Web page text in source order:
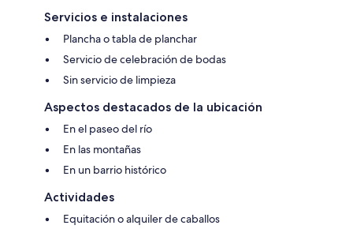
Servicios e instalaciones
Plancha o tabla de planchar
Servicio de celebración de bodas
Sin servicio de limpieza
Aspectos destacados de la ubicación
En el paseo del río
En las montañas
En un barrio histórico
Actividades
Equitación o alquiler de caballos